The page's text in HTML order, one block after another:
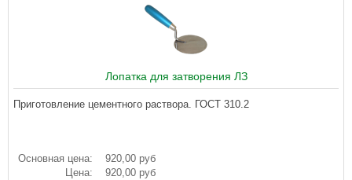
Лопатка для затворения ЛЗ
Приготовление цементного раствора. ГОСТ 310.2
Основная цена:
920,00 руб
Цена:
920,00 руб